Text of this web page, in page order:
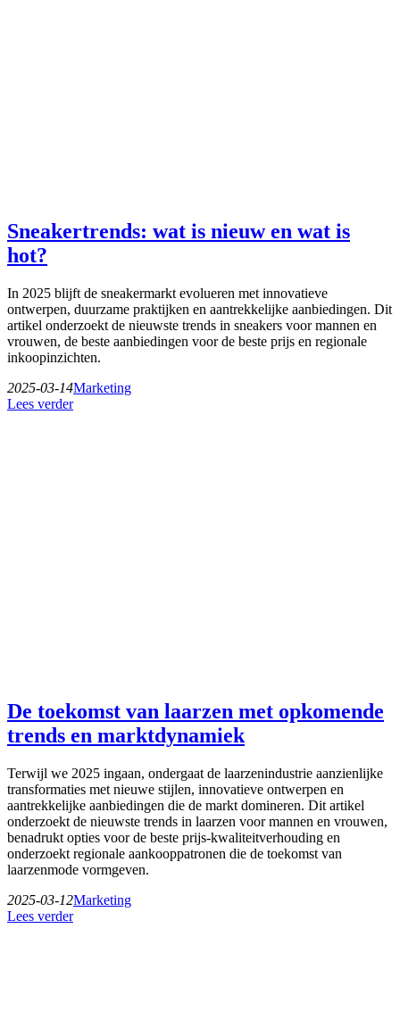
Sneakertrends: wat is nieuw en wat is
hot?
In 2025 blijft de sneakermarkt evolueren met innovatieve
ontwerpen, duurzame praktijken en aantrekkelijke aanbiedingen. Dit
artikel onderzoekt de nieuwste trends in sneakers voor mannen en
vrouwen, de beste aanbiedingen voor de beste prijs en regionale
inkoopinzichten.
2025-03-14Marketing
Lees verder
De toekomst van laarzen met opkomende
trends en marktdynamiek
Terwijl we 2025 ingaan, ondergaat de laarzenindustrie aanzienlijke
transformaties met nieuwe stijlen, innovatieve ontwerpen en
aantrekkelijke aanbiedingen die de markt domineren. Dit artikel
onderzoekt de nieuwste trends in laarzen voor mannen en vrouwen,
benadrukt opties voor de beste prijs-kwaliteitverhouding en
onderzoekt regionale aankooppatronen die de toekomst van
laarzenmode vormgeven.
2025-03-12Marketing
Lees verder